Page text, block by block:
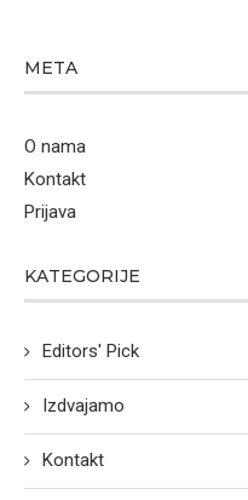
META
O nama
Kontakt
Prijava
KATEGORIJE
Editors' Pick
Izdvajamo
Kontakt